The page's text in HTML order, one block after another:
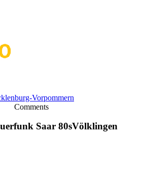
Vorpommern
Comments
Saar 80sVölklingen